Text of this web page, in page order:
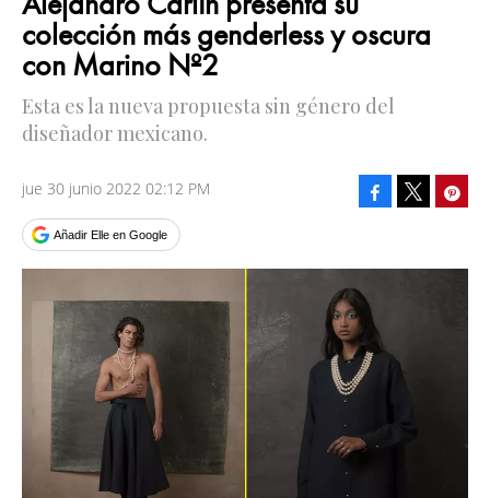
colección más genderless y oscura
con Marino Nº2
Esta es la nueva propuesta sin género del
diseñador mexicano.
jue 30 junio 2022 02:12 PM
Añadir Elle en Google
Facebook